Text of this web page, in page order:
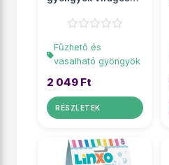
Fűzhető és
vasalható gyöngyök
2 049 Ft
RÉSZLETEK